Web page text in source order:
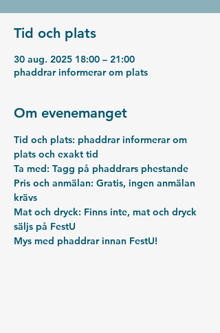
Tid och plats
30 aug. 2025 18:00 – 21:00
phaddrar informerar om plats
Om evenemanget
Tid och plats: phaddrar informerar om
plats och exakt tid
Ta med: Tagg på phaddrars phestande
Pris och anmälan: Gratis, ingen anmälan
krävs
Mat och dryck: Finns inte, mat och dryck
säljs på FestU
Mys med phaddrar innan FestU!